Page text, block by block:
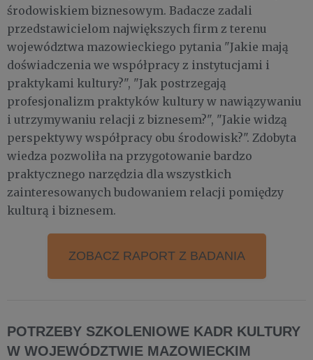
środowiskiem biznesowym. Badacze zadali
przedstawicielom największych firm z terenu
województwa mazowieckiego pytania "Jakie mają
doświadczenia we współpracy z instytucjami i
praktykami kultury?", "Jak postrzegają
profesjonalizm praktyków kultury w nawiązywaniu
i utrzymywaniu relacji z biznesem?", "Jakie widzą
perspektywy współpracy obu środowisk?". Zdobyta
wiedza pozwoliła na przygotowanie bardzo
praktycznego narzędzia dla wszystkich
zainteresowanych budowaniem relacji pomiędzy
kulturą i biznesem.
ZOBACZ RAPORT Z BADANIA
POTRZEBY SZKOLENIOWE KADR KULTURY
W WOJEWÓDZTWIE MAZOWIECKIM